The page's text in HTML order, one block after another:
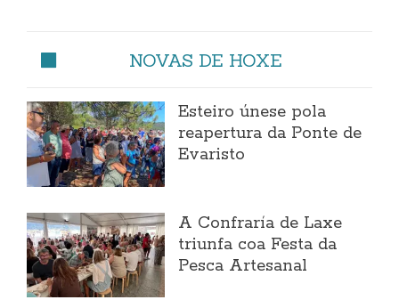
NOVAS DE HOXE
Esteiro únese pola
reapertura da Ponte de
Evaristo
A Confraría de Laxe
triunfa coa Festa da
Pesca Artesanal